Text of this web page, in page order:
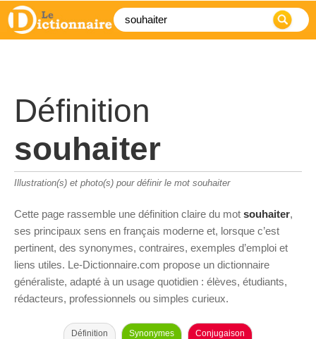
Définition
souhaiter
Illustration(s) et photo(s) pour définir le mot souhaiter
Cette page rassemble une définition claire du mot souhaiter,
ses principaux sens en français moderne et, lorsque c’est
pertinent, des synonymes, contraires, exemples d’emploi et
liens utiles. Le-Dictionnaire.com propose un dictionnaire
généraliste, adapté à un usage quotidien : élèves, étudiants,
rédacteurs, professionnels ou simples curieux.
Définition Synonymes Conjugaison